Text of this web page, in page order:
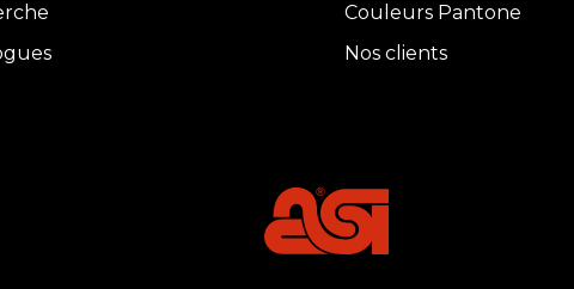
Couleurs Pantone
Nos clients